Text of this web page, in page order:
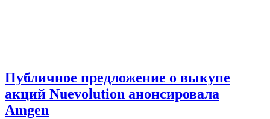
Публичное предложение о выкупе
акций Nuevolution анонсировала
Amgen